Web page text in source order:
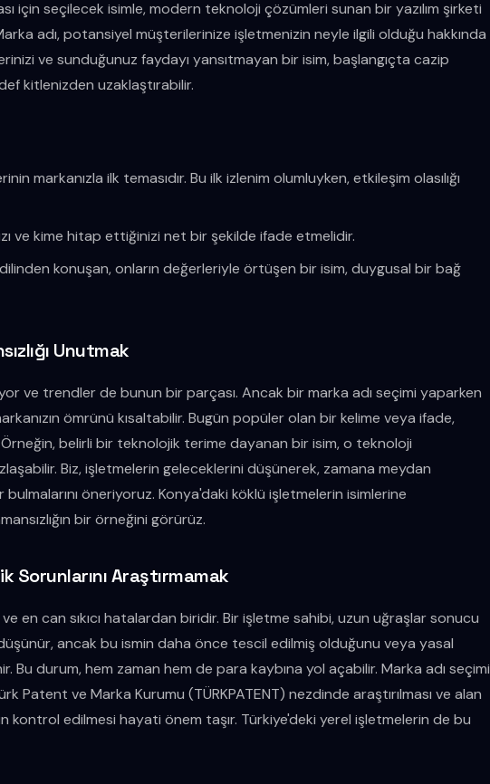
için seçilecek isimle, modern teknoloji çözümleri sunan bir yazılım şirketi
adı, potansiyel müşterilerinize işletmenizin neyle ilgili olduğu hakkında
ve sunduğunuz faydayı yansıtmayan bir isim, başlangıçta cazip
kitlenizden uzaklaştırabilir.
markanızla ilk temasıdır. Bu ilk izlenim olumluyken, etkileşim olasılığı
ve kime hitap ettiğinizi net bir şekilde ifade etmelidir.
konuşan, onların değerleriyle örtüşen bir isim, duygusal bir bağ
Unutmak
ve trendler de bunun bir parçası. Ancak bir marka adı seçimi yaparken
ömrünü kısaltabilir. Bugün popüler olan bir kelime veya ifade,
belirli bir teknolojik terime dayanan bir isim, o teknoloji
Biz, işletmelerin geleceklerini düşünerek, zamana meydan
bulmalarını öneriyoruz. Konya'daki köklü işletmelerin isimlerine
bir örneğini görürüz.
Sorunlarını Araştırmamak
ve en can sıkıcı hatalardan biridir. Bir işletme sahibi, uzun uğraşlar sonucu
ancak bu ismin daha önce tescil edilmiş olduğunu veya yasal
Bu durum, hem zaman hem de para kaybına yol açabilir. Marka adı seçimi
Patent ve Marka Kurumu (TÜRKPATENT) nezdinde araştırılması ve alan
kontrol edilmesi hayati önem taşır. Türkiye'deki yerel işletmelerin de bu